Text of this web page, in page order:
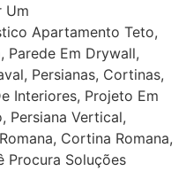
Um
Apartamento Teto,
Parede Em Drywall,
Persianas, Cortinas,
Interiores, Projeto Em
Persiana Vertical,
Cortina Romana,
Procura Soluções